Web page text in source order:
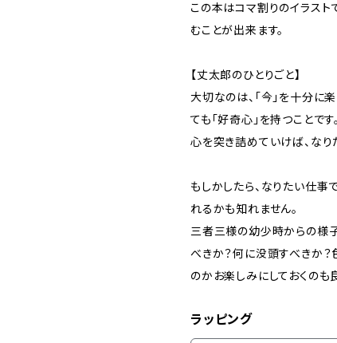
この本はコマ割りのイラス
むことが出来ます。
【丈太郎のひとりごと】
大切なのは、「今」を十分に
ても「好奇心」を持つことで
心を突き詰めていけば、なり
もしかしたら、なりたい仕
れるかも知れません。
三者三様の幼少時からの様
べきか？何に没頭すべきか？
のかお楽しみにしておくのも
ラッピング